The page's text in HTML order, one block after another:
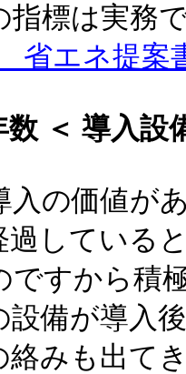
指標は実務
省エネ提案
数 ＜ 導入設
入の価値が
過している
ですから積
設備が導入
絡みも出て